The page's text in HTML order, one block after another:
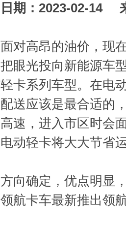
日期：2023-02-14
面对高昂的油价，现
把眼光投向新能源车
轻卡系列车型。在电
配送应该是最合适的
高速，进入市区时会
电动轻卡将大大节省
方向确定，优点明显
领航卡车最新推出领